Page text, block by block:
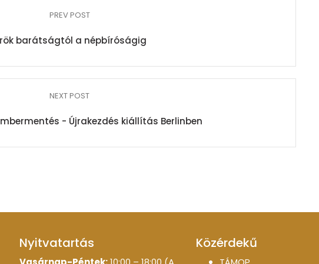
PREV POST
barátságtól a népbíróságig
NEXT POST
- Újrakezdés kiállítás Berlinben
Nyitvatartás Közérdekű